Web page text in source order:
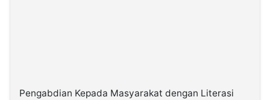
Pengabdian Kepada Masyarakat dengan Literasi